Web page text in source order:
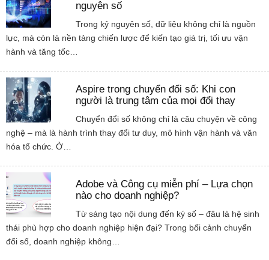
nguyên số
Trong kỷ nguyên số, dữ liệu không chỉ là nguồn
lực, mà còn là nền tảng chiến lược để kiến tạo giá trị, tối ưu vận
hành và tăng tốc…
Aspire trong chuyển đổi số: Khi con
người là trung tâm của mọi đổi thay
Chuyển đổi số không chỉ là câu chuyện về công
nghệ – mà là hành trình thay đổi tư duy, mô hình vận hành và văn
hóa tổ chức. Ở…
Adobe và Công cụ miễn phí – Lựa chọn
nào cho doanh nghiệp?
Từ sáng tạo nội dung đến ký số – đâu là hệ sinh
thái phù hợp cho doanh nghiệp hiện đại? Trong bối cảnh chuyển
đổi số, doanh nghiệp không…